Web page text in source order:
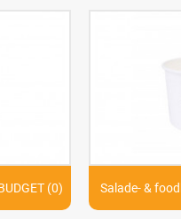
(0) Salade- &